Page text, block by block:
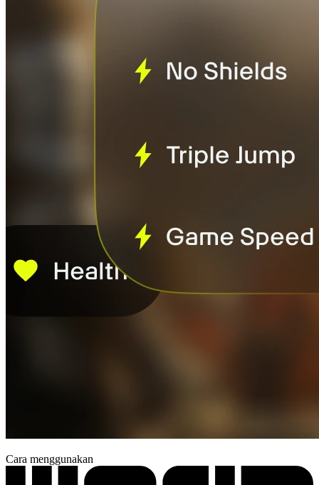
Cara menggunakan